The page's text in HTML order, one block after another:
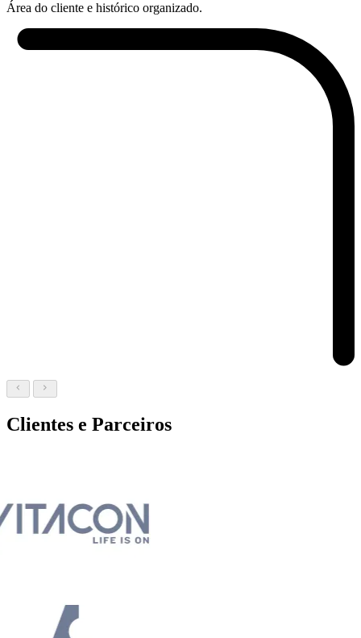
Área do cliente e histórico organizado.
Clientes e Parceiros